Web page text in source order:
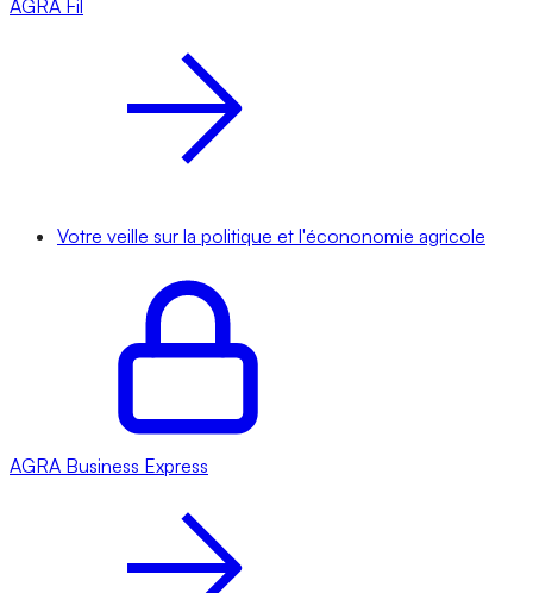
AGRA Fil
Votre veille sur la politique et l'écononomie agricole
AGRA Business Express